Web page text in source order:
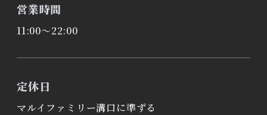
営業時間
11:00～22:00
定休日
マルイファミリー溝口に準ずる